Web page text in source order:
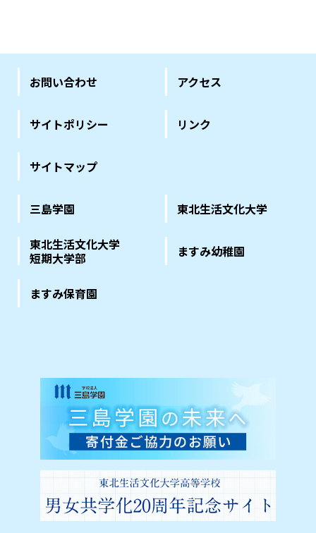
お問い合わせ アクセス
サイトポリシー リンク
サイトマップ
三島学園 東北生活文化大学
東北生活文化大学
短期大学部
ますみ幼稚園
ますみ保育園